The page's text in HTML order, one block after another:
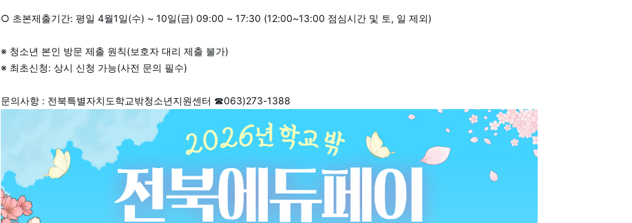
○ 초본제출기간: 평일 4월1일(수) ~ 10일(금) 09:00 ~ 17:30 (12:00~13:00 점심시간 및 토, 일 제외)
※ 청소년 본인 방문 제출 원칙(보호자 대리 제출 불가)
※ 최초신청: 상시 신청 가능(사전 문의 필수)
문의사항 : 전북특별자치도학교밖청소년지원센터 ☎063)273-1388